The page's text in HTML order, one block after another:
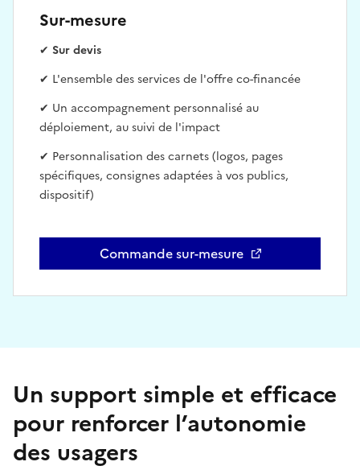
Sur-mesure
✔ Sur devis
✔ L'ensemble des services de l'offre co-financée
✔ Un accompagnement personnalisé au
déploiement, au suivi de l'impact
✔ Personnalisation des carnets (logos, pages
spécifiques, consignes adaptées à vos publics,
dispositif)
Commande sur-mesureOuvre une nouvelle fenêtre
Un support simple et efficace
pour renforcer l’autonomie
des usagers